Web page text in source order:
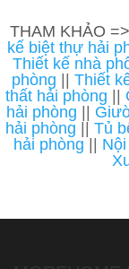
THAM KHẢO
kế biệt thự hải
Thiết kế nhà
phòng || Thiết
thất hải phòng ||
hải phòng ||
hải phòng || Tủ
hải phòng ||